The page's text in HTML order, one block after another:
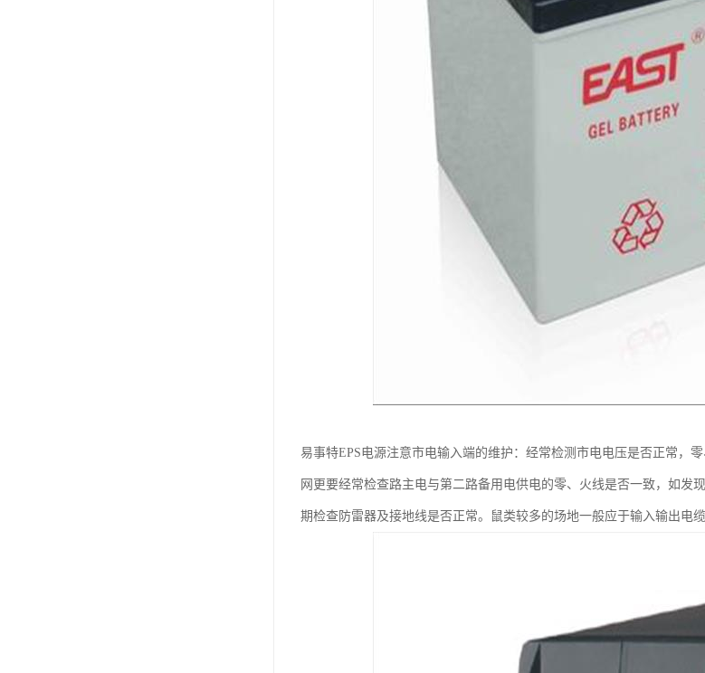
易事特EPS电源注意市电输入端的维护：经常检测市电电压是否正常，
网更要经常检查路主电与第二路备用电供电的零、火线是否一致，如发
期检查防雷器及接地线是否正常。鼠类较多的场地一般应于输入输出电